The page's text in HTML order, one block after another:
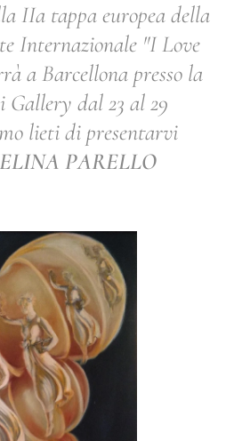
IIa tappa europea della
Internazionale "I Love
a Barcellona presso la
dal 23 al 29
lieti di presentarvi
PARELLO